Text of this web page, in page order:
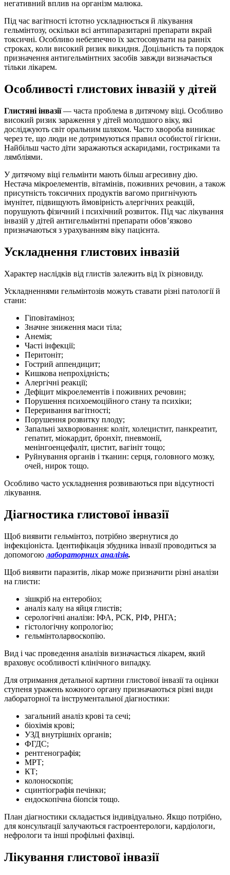
негативний вплив на організм малюка.
Під час вагітності істотно ускладнюється й лікування
гельмінтозу, оскільки всі антипаразитарні препарати вкрай
токсичні. Особливо небезпечно їх застосовувати на ранніх
строках, коли високий ризик викидня. Доцільність та порядок
призначення антигельмінтних засобів завжди визначається
тільки лікарем.
Особливості глистових інвазій у дітей
Глистяні інвазії— часта проблема в дитячому віці. Особливо
високий ризик зараження у дітей молодшого віку, які
досліджують світ оральним шляхом. Часто хвороба виникає
через те, що люди не дотримуються правил особистої гігієни.
Найбільш часто діти заражаються аскаридами, гостриками та
лямбліями.
У дитячому віці гельмінти мають більш агресивну дію.
Нестача мікроелементів, вітамінів, поживних речовин, а також
присутність токсичних продуктів вагомо пригнічують
імунітет, підвищують ймовірність алергічних реакцій,
порушують фізичний і психічний розвиток. Під час лікування
інвазій у дітей антигельмінтні препарати обов’язково
призначаються з урахуванням віку пацієнта.
Ускладнення глистових інвазій
Характер наслідків від глистів залежить від їх різновиду.
Ускладненнями гельмінтозів можуть ставати різні патології й
стани:
Гіповітаміноз;
Значне зниження маси тіла;
Анемія;
Часті інфекції;
Перитоніт;
Гострий аппендицит;
Кишкова непрохідність;
Алергічні реакції;
Дефіцит мікроелементів і поживних речовин;
Порушення психоемоційного стану та психіки;
Переривання вагітності;
Порушення розвитку плоду;
Запальні захворювання: коліт, холецистит, панкреатит,
гепатит, міокардит, бронхіт, пневмонії,
менінгоенцефаліт, цистит, вагініт тощо;
Руйнування органів і тканин: серця, головного мозку,
очей, нирок тощо.
Особливо часто ускладнення розвиваються при відсутності
лікування.
Діагностика глистової інвазії
Щоб виявити гельмінтоз, потрібно звернутися до
інфекціоніста. Ідентифікація збудника інвазії проводиться за
допомогоюлабораторних аналізів.
Щоб виявити паразитів, лікар може призначити різні аналізи
на глисти:
зішкріб на ентеробіоз;
аналіз калу на яйця глистів;
серологічні аналізи: ІФА, РСК, РІФ, РНГА;
гістологічну копрологію;
гельмінтоларвоскопію.
Вид і час проведення аналізів визначається лікарем, який
враховує особливості клінічного випадку.
Для отримання детальної картини глистової інвазії та оцінки
ступеня уражень кожного органу призначаються різні види
лабораторної та інструментальної діагностики:
загальний аналіз крові та сечі;
біохімія крові;
УЗД внутрішніх органів;
ФГДС;
рентгенографія;
МРТ;
КТ;
колоноскопія;
сцинтіографія печінки;
ендоскопічна біопсія тощо.
План діагностики складається індивідуально. Якщо потрібно,
для консультації залучаються гастроентерологи, кардіологи,
нефрологи та інші профільні фахівці.
Лікування глистової інвазії